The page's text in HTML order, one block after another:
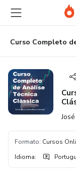
para
conteúdo
principal
para
pagamento
para
rodapé
Formato: Cursos
Idioma: